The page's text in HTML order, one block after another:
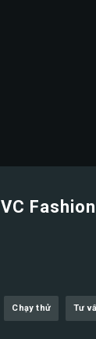
Chạy thử Tư